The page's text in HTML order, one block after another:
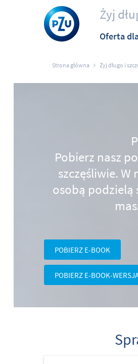
Żyj
Oferta
Strona główna Żyj długo i
Pobierz nasz
szczęśliwie.
osobą podzielą
POBIERZ E-BOOK
POBIERZ E-BOOK-